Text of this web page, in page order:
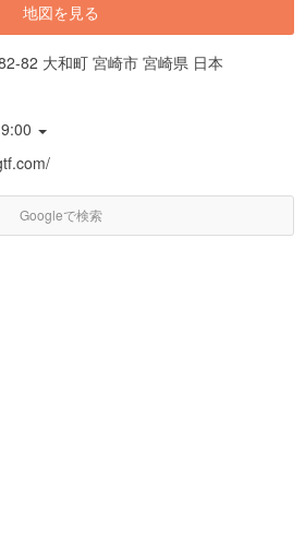
地図を見る
82 大和町 宮崎市 宮崎県 日本
Googleで検索